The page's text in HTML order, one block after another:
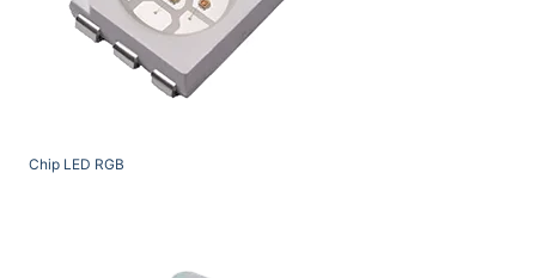
Chip LED RGB